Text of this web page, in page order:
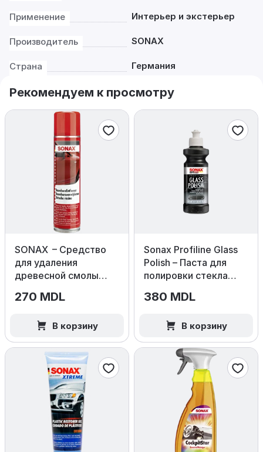
Применение Интерьер и экстерьер
Производитель SONAX
Страна Германия
Рекомендуем к просмотру
SONAX – Средство
для удаления
древесной смолы
270 MDL
В корзину
Sonax Profiline Glass
Polish – Паста для
полировки стекла
380 MDL
В корзину